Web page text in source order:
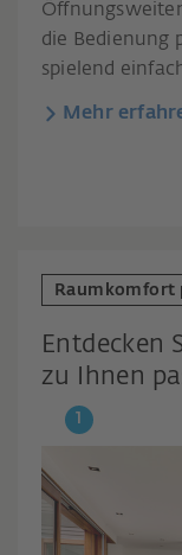
die Bedienung
spielend
Mehr
Raumkomfort
Entdecken
zu Ihnen